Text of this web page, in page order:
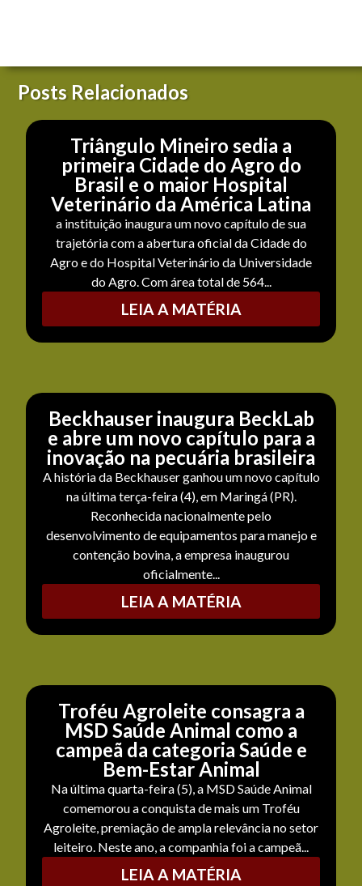
Posts Relacionados
Triângulo Mineiro sedia a
primeira Cidade do Agro do
Brasil e o maior Hospital
Veterinário da América Latina
a instituição inaugura um novo capítulo de sua
trajetória com a abertura oficial da Cidade do
Agro e do Hospital Veterinário da Universidade
do Agro. Com área total de 564...
LEIA A MATÉRIA
Beckhauser inaugura BeckLab
e abre um novo capítulo para a
inovação na pecuária brasileira
A história da Beckhauser ganhou um novo capítulo
na última terça-feira (4), em Maringá (PR).
Reconhecida nacionalmente pelo
desenvolvimento de equipamentos para manejo e
contenção bovina, a empresa inaugurou
oficialmente...
LEIA A MATÉRIA
Troféu Agroleite consagra a
MSD Saúde Animal como a
campeã da categoria Saúde e
Bem-Estar Animal
Na última quarta-feira (5), a MSD Saúde Animal
comemorou a conquista de mais um Troféu
Agroleite, premiação de ampla relevância no setor
leiteiro. Neste ano, a companhia foi a campeã...
LEIA A MATÉRIA